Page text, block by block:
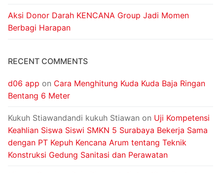
Aksi Donor Darah KENCANA Group Jadi Momen
Berbagi Harapan
RECENT COMMENTS
d06 app on Cara Menghitung Kuda Kuda Baja Ringan
Bentang 6 Meter
Kukuh Stiawandandi kukuh Stiawan on Uji Kompetensi
Keahlian Siswa Siswi SMKN 5 Surabaya Bekerja Sama
dengan PT Kepuh Kencana Arum tentang Teknik
Konstruksi Gedung Sanitasi dan Perawatan